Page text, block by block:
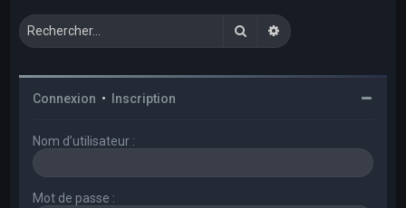
RechercherRecherche avancée
Connexion • Inscription
Nom d’utilisateur :
Mot de passe :